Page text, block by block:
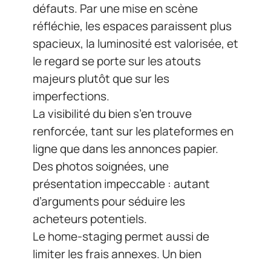
défauts. Par une mise en scène
réfléchie, les espaces paraissent plus
spacieux, la luminosité est valorisée, et
le regard se porte sur les atouts
majeurs plutôt que sur les
imperfections.
La visibilité du bien s’en trouve
renforcée, tant sur les plateformes en
ligne que dans les annonces papier.
Des photos soignées, une
présentation impeccable : autant
d’arguments pour séduire les
acheteurs potentiels.
Le home-staging permet aussi de
limiter les frais annexes. Un bien